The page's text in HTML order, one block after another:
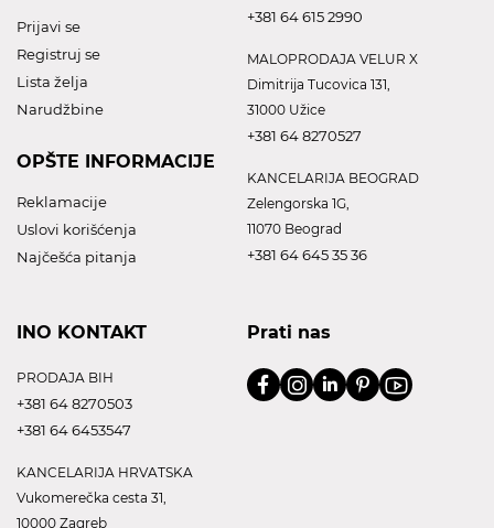
Prijavi se
Registruj se
Lista želja
Narudžbine
OPŠTE INFORMACIJE
Reklamacije
Uslovi korišćenja
Najčešća pitanja
+381 64 615 2990
MALOPRODAJA VELUR X
Dimitrija Tucovica 131,
31000 Užice
+381 64 8270527
KANCELARIJA BEOGRAD
Zelengorska 1G,
11070 Beograd
+381 64 645 35 36
INO KONTAKT
PRODAJA BIH
+381 64 8270503
+381 64 6453547
KANCELARIJA HRVATSKA
Vukomerečka cesta 31,
10000 Zagreb
Prati nas